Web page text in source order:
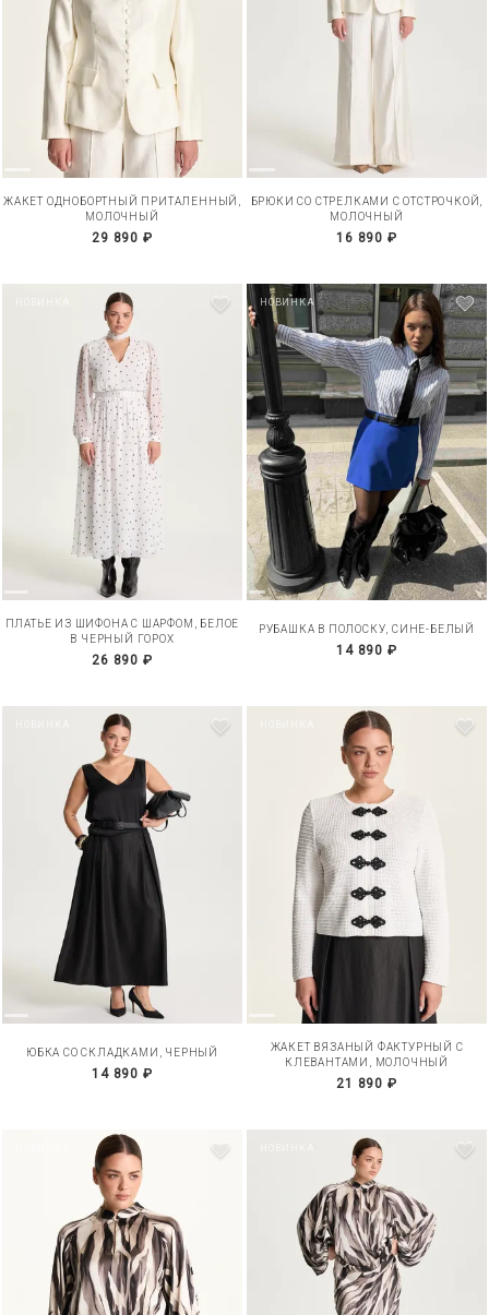
ЖАКЕТ ОДНОБОРТНЫЙ ПРИТАЛЕННЫЙ,
МОЛОЧНЫЙ
29 890 ₽
БРЮКИ СО СТРЕЛКАМИ С ОТСТРОЧКОЙ,
МОЛОЧНЫЙ
16 890 ₽
ПЛАТЬЕ ИЗ ШИФОНА С ШАРФОМ, БЕЛОЕ
В ЧЕРНЫЙ ГОРОХ
26 890 ₽
НОВИНКА
РУБАШКА В ПОЛОСКУ, СИНЕ-БЕЛЫЙ
14 890 ₽
ЮБКА СО СКЛАДКАМИ, ЧЕРНЫЙ
14 890 ₽
ЖАКЕТ ВЯЗАНЫЙ ФАКТУРНЫЙ С
КЛЕВАНТАМИ, МОЛОЧНЫЙ
21 890 ₽